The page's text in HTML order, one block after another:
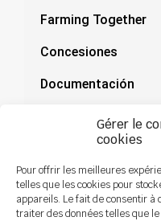
Gérer le
cookies
Pour offrir les meilleures
telles que les cookies pour
appareils. Le fait de consentir
traiter des données telles que
Farming Together
Concesiones
Documentación